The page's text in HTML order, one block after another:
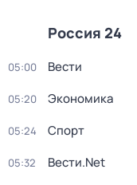
Россия 24
05:00 Вести
05:20 Экономика
05:24 Спорт
05:32 Вести.Net